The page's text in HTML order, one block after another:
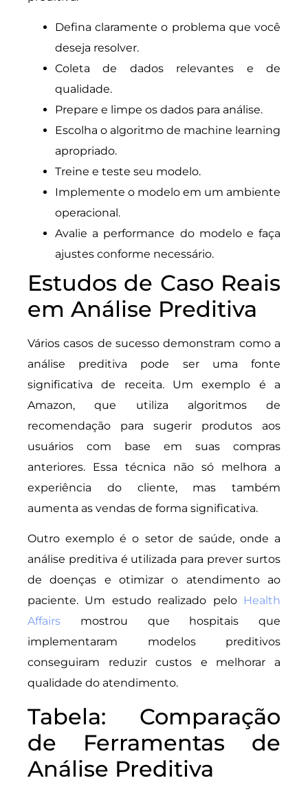
Defina claramente o problema que você
deseja resolver.
Coleta de dados relevantes e de
qualidade.
Prepare e limpe os dados para análise.
Escolha o algoritmo de machine learning
apropriado.
Treine e teste seu modelo.
Implemente o modelo em um ambiente
operacional.
Avalie a performance do modelo e faça
ajustes conforme necessário.
Estudos de Caso Reais
em Análise Preditiva
Vários casos de sucesso demonstram como a
análise preditiva pode ser uma fonte
significativa de receita. Um exemplo é a
Amazon, que utiliza algoritmos de
recomendação para sugerir produtos aos
usuários com base em suas compras
anteriores. Essa técnica não só melhora a
experiência do cliente, mas também
aumenta as vendas de forma significativa.
Outro exemplo é o setor de saúde, onde a
análise preditiva é utilizada para prever surtos
de doenças e otimizar o atendimento ao
paciente. Um estudo realizado pelo Health
Affairs mostrou que hospitais que
implementaram modelos preditivos
conseguiram reduzir custos e melhorar a
qualidade do atendimento.
Tabela: Comparação
de Ferramentas de
Análise Preditiva